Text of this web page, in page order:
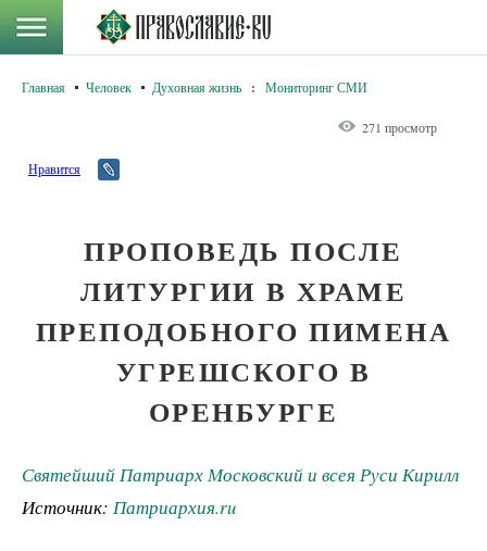
Главная Человек Духовная жизнь : Мониторинг СМИ
271 просмотр
Нравится
ПРОПОВЕДЬ ПОСЛЕ
ЛИТУРГИИ В ХРАМЕ
ПРЕПОДОБНОГО ПИМЕНА
УГРЕШСКОГО В
ОРЕНБУРГЕ
Святейший Патриарх Московский и всея Руси Кирилл
Источник: Патриархия.ru